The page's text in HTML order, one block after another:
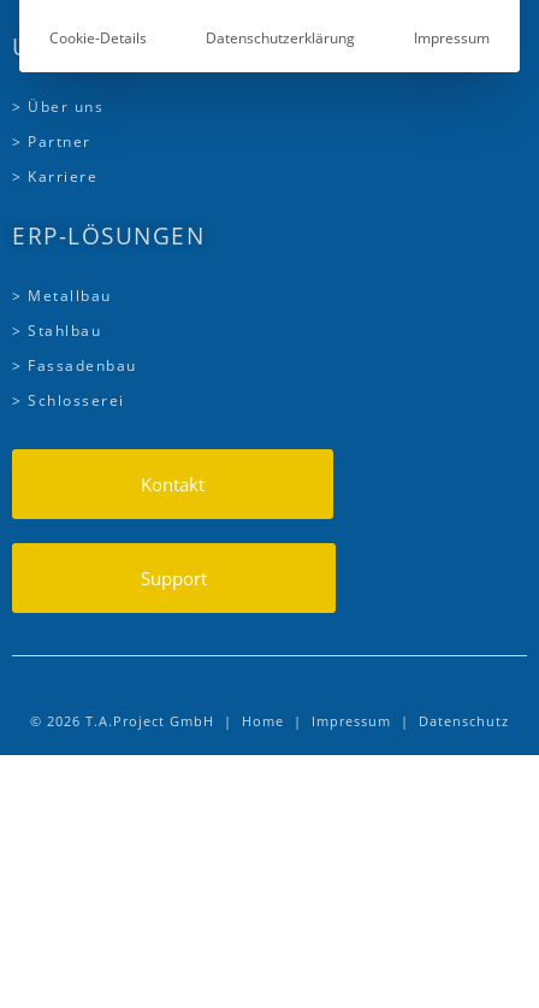
UNTERNEHMEN
> Über uns
> Partner
> Karriere
ERP-LÖSUNGEN
> Metallbau
> Stahlbau
> Fassadenbau
> Schlosserei
Kontakt
Support
© 2026 T.A.Project GmbH | Home | Impressum | Datenschutz
Cookie-Details Datenschutzerklärung Impressum